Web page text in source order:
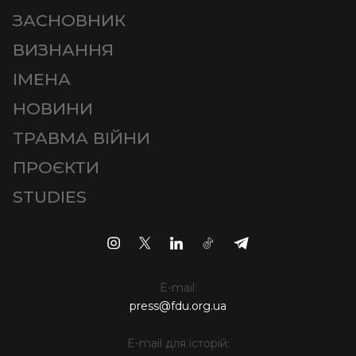
ЗАСНОВНИК
ВИЗНАННЯ
ІМЕНА
НОВИНИ
ТРАВМА ВІЙНИ
ПРОЄКТИ
STUDIES
E-mail:
press@fdu.org.ua
E-mail для історій: